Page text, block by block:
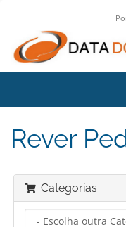
Rever
Categorias